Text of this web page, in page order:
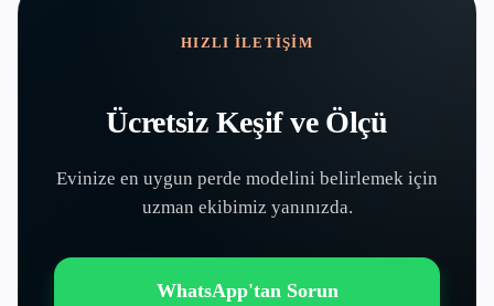
HIZLI İLETIŞIM
Ücretsiz Keşif ve Ölçü
Evinize en uygun perde modelini belirlemek için
uzman ekibimiz yanınızda.
WhatsApp'tan Sorun